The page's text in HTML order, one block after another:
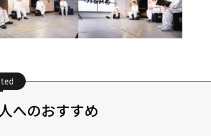
へのおすすめ